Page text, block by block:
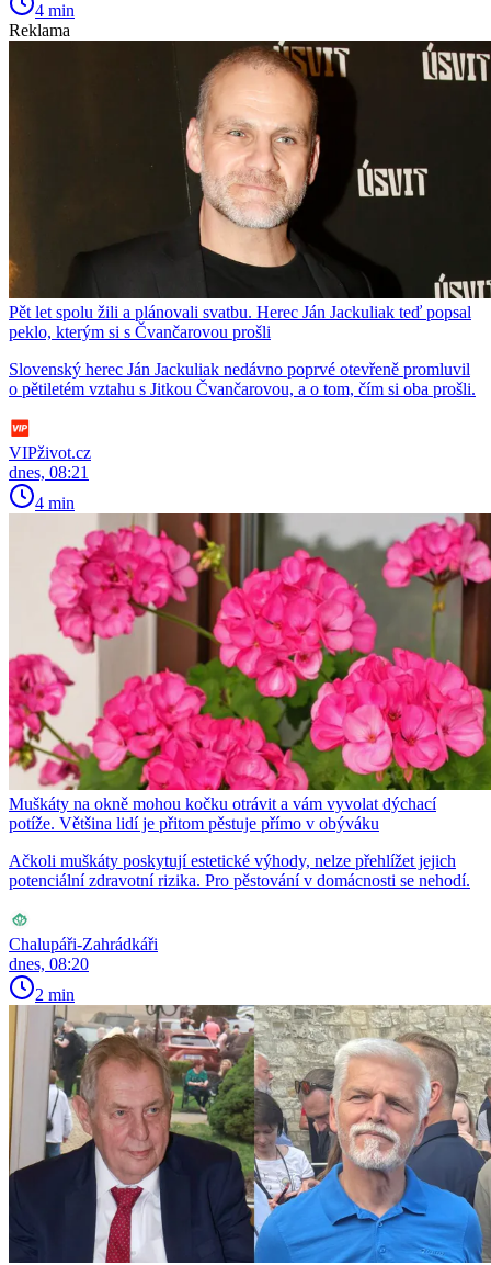
4 min
Reklama
Pět let spolu žili a plánovali svatbu. Herec Ján Jackuliak teď popsal
peklo, kterým si s Čvančarovou prošli
Slovenský herec Ján Jackuliak nedávno poprvé otevřeně promluvil
o pětiletém vztahu s Jitkou Čvančarovou, a o tom, čím si oba prošli.
VIPživot.cz
dnes, 08:21
4 min
Muškáty na okně mohou kočku otrávit a vám vyvolat dýchací
potíže. Většina lidí je přitom pěstuje přímo v obýváku
Ačkoli muškáty poskytují estetické výhody, nelze přehlížet jejich
potenciální zdravotní rizika. Pro pěstování v domácnosti se nehodí.
Chalupáři-Zahrádkáři
dnes, 08:20
2 min